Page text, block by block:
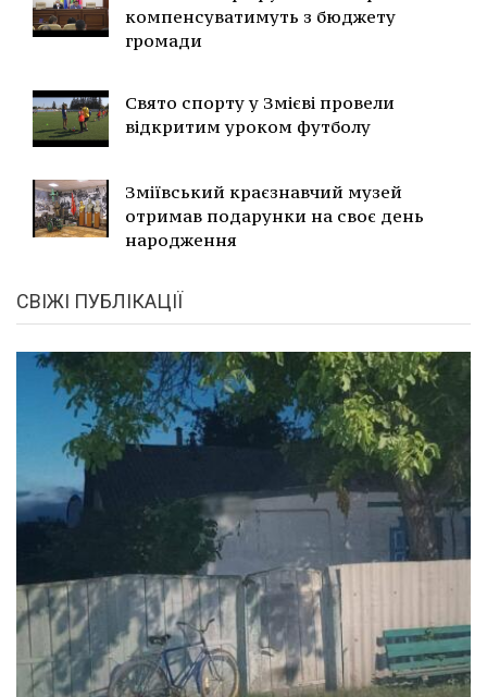
компенсуватимуть з бюджету
громади
Свято спорту у Змієві провели
відкритим уроком футболу
Зміївський краєзнавчий музей
отримав подарунки на своє день
народження
СВІЖІ ПУБЛІКАЦІЇ